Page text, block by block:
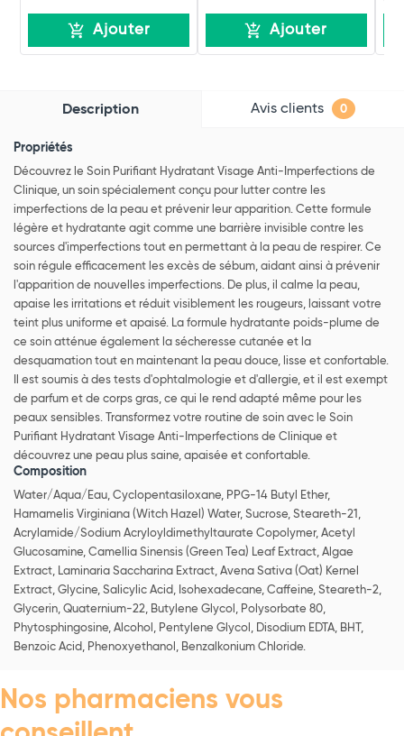
Ajouter Ajouter
Description Avis clients 0
Propriétés
Découvrez le Soin Purifiant Hydratant Visage Anti-Imperfections de
Clinique, un soin spécialement conçu pour lutter contre les
imperfections de la peau et prévenir leur apparition. Cette formule
légère et hydratante agit comme une barrière invisible contre les
sources d'imperfections tout en permettant à la peau de respirer. Ce
soin régule efficacement les excès de sébum, aidant ainsi à prévenir
l'apparition de nouvelles imperfections. De plus, il calme la peau,
apaise les irritations et réduit visiblement les rougeurs, laissant votre
teint plus uniforme et apaisé. La formule hydratante poids-plume de
ce soin atténue également la sécheresse cutanée et la
desquamation tout en maintenant la peau douce, lisse et confortable.
Il est soumis à des tests d'ophtalmologie et d'allergie, et il est exempt
de parfum et de corps gras, ce qui le rend adapté même pour les
peaux sensibles. Transformez votre routine de soin avec le Soin
Purifiant Hydratant Visage Anti-Imperfections de Clinique et
découvrez une peau plus saine, apaisée et confortable.
Composition
Water/Aqua/Eau, Cyclopentasiloxane, PPG-14 Butyl Ether,
Hamamelis Virginiana (Witch Hazel) Water, Sucrose, Steareth-21,
Acrylamide/Sodium Acryloyldimethyltaurate Copolymer, Acetyl
Glucosamine, Camellia Sinensis (Green Tea) Leaf Extract, Algae
Extract, Laminaria Saccharina Extract, Avena Sativa (Oat) Kernel
Extract, Glycine, Salicylic Acid, Isohexadecane, Caffeine, Steareth-2,
Glycerin, Quaternium-22, Butylene Glycol, Polysorbate 80,
Phytosphingosine, Alcohol, Pentylene Glycol, Disodium EDTA, BHT,
Benzoic Acid, Phenoxyethanol, Benzalkonium Chloride.
Nos pharmaciens vous